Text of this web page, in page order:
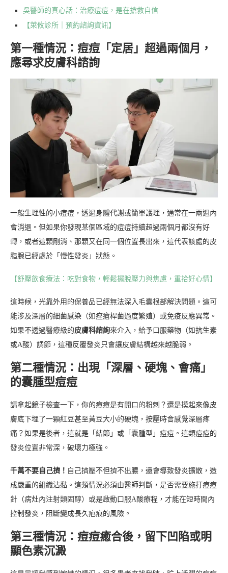
吳醫師的真心話：治療痘痘，是在搶救自信
【萊攸診所｜預約諮詢資訊】
第一種情況：痘痘「定居」超過兩個月，
應尋求皮膚科諮詢
一般生理性的小痘痘，透過身體代謝或簡單護理，通常在一兩週內
會消退。但如果你發現某個區域的痘痘持續超過兩個月都沒有好
轉，或者這顆剛消、那顆又在同一個位置長出來，這代表該處的皮
脂腺已經處於「慢性發炎」狀態。
【舒壓飲食療法：吃對食物，輕鬆擺脫壓力與焦慮，重拾好心情】
這時候，光靠外用的保養品已經無法深入毛囊根部解決問題。這可
能涉及深層的細菌感染（如痤瘡桿菌過度繁殖）或免疫反應異常。
如果不透過醫療級的皮膚科諮詢來介入，給予口服藥物（如抗生素
或A酸）調節，這種反覆發炎只會讓皮膚結構越來越脆弱。
第二種情況：出現「深層、硬塊、會痛」
的囊腫型痘痘
請拿起鏡子檢查一下，你的痘痘是有開口的粉刺？還是摸起來像皮
膚底下埋了一顆紅豆甚至黃豆大小的硬塊，按壓時會感覺深層疼
痛？如果是後者，這就是「結節」或「囊腫型」痘痘。這類痘痘的
發炎位置非常深，破壞力極強。
千萬不要自己擠！ 自己擠壓不但擠不出膿，還會導致發炎擴散，造
成嚴重的組織沾黏。這類情況必須由醫師判斷，是否需要施打痘痘
針（病灶內注射類固醇）或是啟動口服A酸療程，才能在短時間內
控制發炎，阻斷變成長久疤痕的風險。
第三種情況：痘痘癒合後，留下凹陷或明
顯色素沉澱